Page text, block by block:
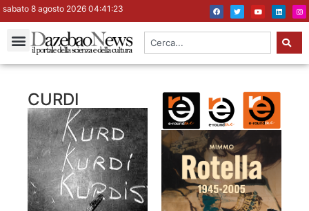
sabato 8 agosto 2026 04:41:24
CURDI